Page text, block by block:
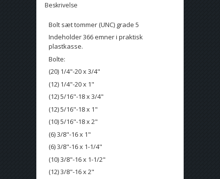
Beskrivelse
Bolt sæt tommer (UNC) grade 5
Indeholder 366 emner i praktisk
plastkasse.
Bolte:
(20) 1/4"-20 x 3/4"
(12) 1/4"-20 x 1"
(12) 5/16"-18 x 3/4"
(12) 5/16"-18 x 1"
(10) 5/16"-18 x 2"
(6) 3/8"-16 x 1"
(6) 3/8"-16 x 1-1/4"
(10) 3/8"-16 x 1-1/2"
(12) 3/8"-16 x 2"